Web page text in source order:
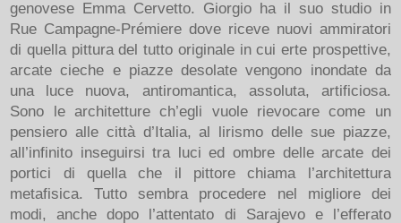
genovese Emma Cervetto. Giorgio ha il suo studio in
Rue Campagne-Prémiere dove riceve nuovi ammiratori
di quella pittura del tutto originale in cui erte prospettive,
arcate cieche e piazze desolate vengono inondate da
una luce nuova, antiromantica, assoluta, artificiosa.
Sono le architetture ch’egli vuole rievocare come un
pensiero alle città d’Italia, al lirismo delle sue piazze,
all’infinito inseguirsi tra luci ed ombre delle arcate dei
portici di quella che il pittore chiama l’architettura
metafisica. Tutto sembra procedere nel migliore dei
modi, anche dopo l’attentato di Sarajevo e l’efferato